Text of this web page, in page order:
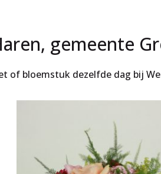
gemeente
of bloemstuk dezelfde dag bij